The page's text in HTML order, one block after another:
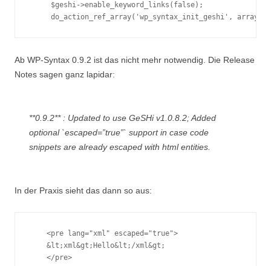
     $geshi->enable_keyword_links(false);
do_action_ref_array('wp_syntax_init_geshi',
Ab WP-Syntax 0.9.2 ist das nicht mehr notwendig. Die Release
Notes sagen ganz lapidar:
**0.9.2** : Updated to use GeSHi v1.0.8.2; Added
optional `escaped=”true”` support in case code
snippets are already escaped with html entities.
In der Praxis sieht das dann so aus:
    <pre lang="xml" escaped="true">
    &lt;xml&gt;Hello&lt;/xml&gt;
    </pre>